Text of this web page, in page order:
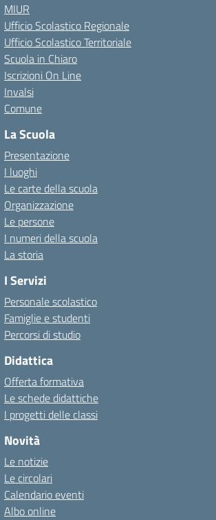
MIUR
Ufficio Scolastico Regionale
Ufficio Scolastico Territoriale
Scuola in Chiaro
Iscrizioni On Line
Invalsi
Comune
La Scuola
Presentazione
I luoghi
Le carte della scuola
Organizzazione
Le persone
I numeri della scuola
La storia
I Servizi
Personale scolastico
Famiglie e studenti
Percorsi di studio
Didattica
Offerta formativa
Le schede didattiche
I progetti delle classi
Novità
Le notizie
Le circolari
Calendario eventi
Albo online